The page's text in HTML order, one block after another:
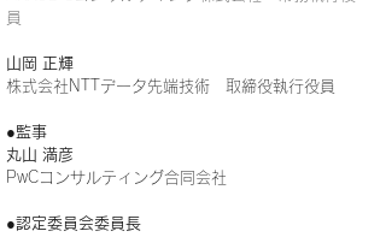
員
山岡 正輝
株式会社NTTデータ先端技術 取締役執行役員
●監事
丸山 満彦
PwCコンサルティング合同会社
●認定委員会委員長